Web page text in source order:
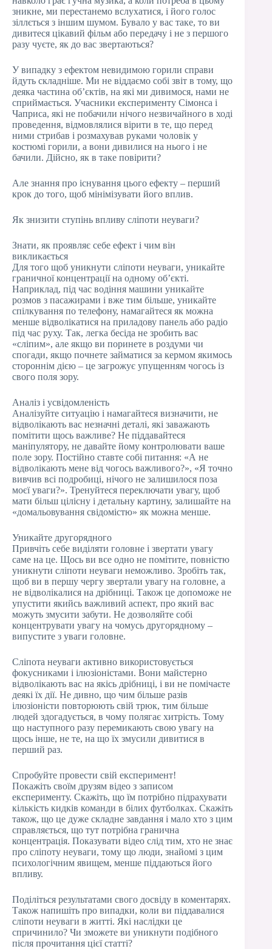
зникне, ми перестанемо вслухатися, і його голос
зіллється з іншим шумом. Бувало у вас таке, то ви
дивитеся цікавий фільм або передачу і не з першого
разу чуєте, як до вас звертаються?
У випадку з ефектом невидимою горили справи
йдуть складніше. Ми не віддаємо собі звіт в тому, що
деяка частина об’єктів, на які ми дивимося, нами не
сприймається. Учасники експерименту Сімонса і
Чаприса, які не побачили нічого незвичайного в ході
проведення, відмовлялися вірити в те, що перед
ними стрибав і розмахував руками чоловік у
костюмі горили, а вони дивилися на нього і не
бачили. Дійсно, як в таке повірити?
Але знання про існування цього ефекту – перший
крок до того, щоб мінімізувати його вплив.
Як знизити ступінь впливу сліпоти неуваги?
Знати, як проявляє себе ефект і чим він
викликається
Для того щоб уникнути сліпоти неуваги, уникайте
граничної концентрації на одному об’єкті.
Наприклад, під час водіння машини уникайте
розмов з пасажирами і вже тим більше, уникайте
спілкування по телефону, намагайтеся як можна
менше відволікатися на приладову панель або радіо
під час руху. Так, легка бесіда не зробить вас
«сліпим», але якщо ви поринете в роздуми чи
спогади, якщо почнете займатися за кермом якимось
стороннім дією – це загрожує упущенням чогось із
свого поля зору.
Аналіз і усвідомленість
Аналізуйте ситуацію і намагайтеся визначити, не
відволікають вас незначні деталі, які заважають
помітити щось важливе? Не піддавайтеся
маніпулятору, не давайте йому контролювати ваше
поле зору. Постійно ставте собі питання: «А не
відволікають мене від чогось важливого?», «Я точно
вивчив всі подробиці, нічого не залишилося поза
моєї уваги?». Тренуйтеся переключати увагу, щоб
мати більш цілісну і детальну картину, залишайте на
«домальовування свідомістю» як можна менше.
Уникайте другорядного
Привчіть себе виділяти головне і звертати увагу
саме на це. Щось ви все одно не помітите, повністю
уникнути сліпоти неуваги неможливо. Зробіть так,
щоб ви в першу чергу звертали увагу на головне, а
не відволікалися на дрібниці. Також це допоможе не
упустити якийсь важливий аспект, про який вас
можуть змусити забути. Не дозволяйте собі
концентрувати увагу на чомусь другорядному –
випустите з уваги головне.
Сліпота неуваги активно використовується
фокусниками і ілюзіоністами. Вони майстерно
відволікають вас на якісь дрібниці, і ви не помічаєте
деякі їх дії. Не дивно, що чим більше разів
ілюзіоністи повторюють свій трюк, тим більше
людей здогадується, в чому полягає хитрість. Тому
що наступного разу перемикають свою увагу на
щось інше, не те, на що їх змусили дивитися в
перший раз.
Спробуйте провести свій експеримент!
Покажіть своїм друзям відео з записом
експерименту. Скажіть, що їм потрібно підрахувати
кількість кидків команди в білих футболках. Скажіть
також, що це дуже складне завдання і мало хто з цим
справляється, що тут потрібна гранична
концентрація. Показувати відео слід тим, хто не знає
про сліпоту неуваги, тому що люди, знайомі з цим
психологічним явищем, менше піддаються його
впливу.
Поділіться результатами свого досвіду в коментарях.
Також напишіть про випадки, коли ви піддавалися
сліпоти неуваги в житті. Які наслідки це
спричинило? Чи зможете ви уникнути подібного
після прочитання цієї статті?